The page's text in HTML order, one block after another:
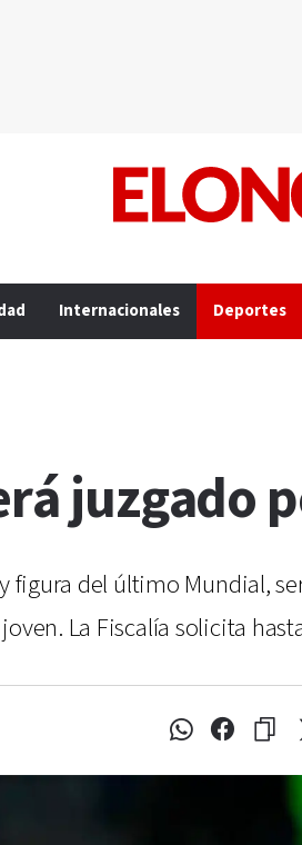
Internacionales Deportes
figura del último Mundial,
La Fiscalía solicita